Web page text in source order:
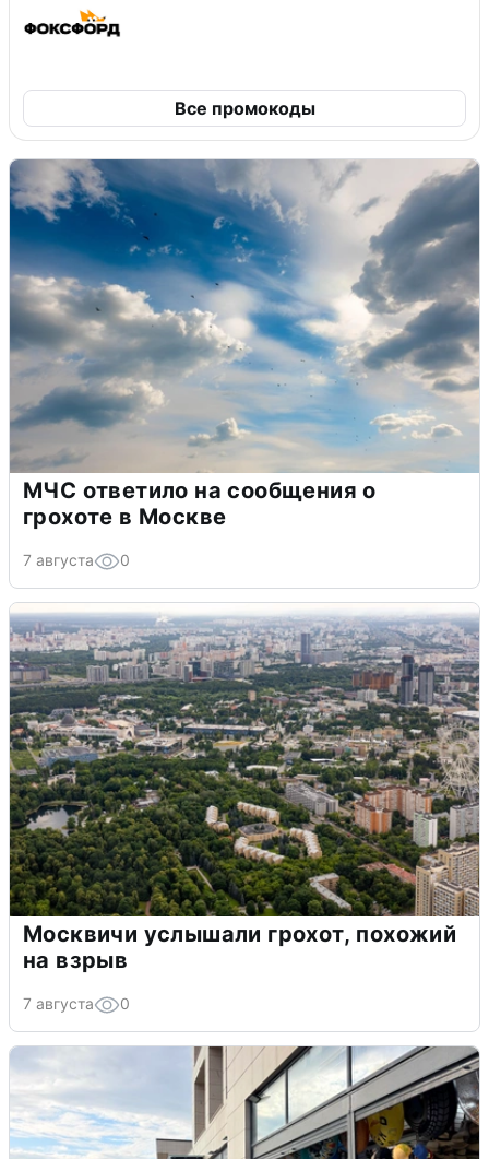
Все промокоды
МЧС ответило на сообщения о
грохоте в Москве
7 августа 0
Москвичи услышали грохот, похожий
на взрыв
7 августа 0